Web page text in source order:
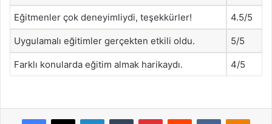
Eğitmenler çok deneyimliydi, teşekkürler! 4.5/5
Uygulamalı eğitimler gerçekten etkili oldu. 5/5
Farklı konularda eğitim almak harikaydı. 4/5
Facebook
X LinkedInTumblr PinterestReddit VKontakte